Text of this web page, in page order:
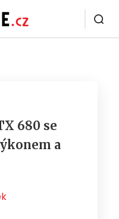
680 se
a